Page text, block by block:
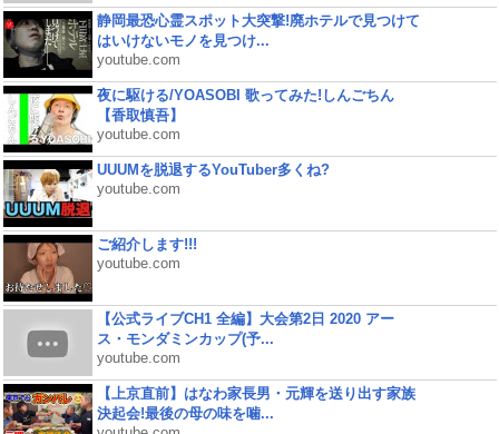
静岡最恐心霊スポット大突撃!廃ホテルで見つけて
はいけないモノを見つけ...
youtube.com
夜に駆ける/YOASOBI 歌ってみた!しんごちん
【香取慎吾】
youtube.com
UUUMを脱退するYouTuber多くね?
youtube.com
ご紹介します!!!
youtube.com
【公式ライブCH1 全編】大会第2日 2020 アー
ス・モンダミンカップ(予...
youtube.com
【上京直前】はなわ家長男・元輝を送り出す家族
決起会!最後の母の味を噛...